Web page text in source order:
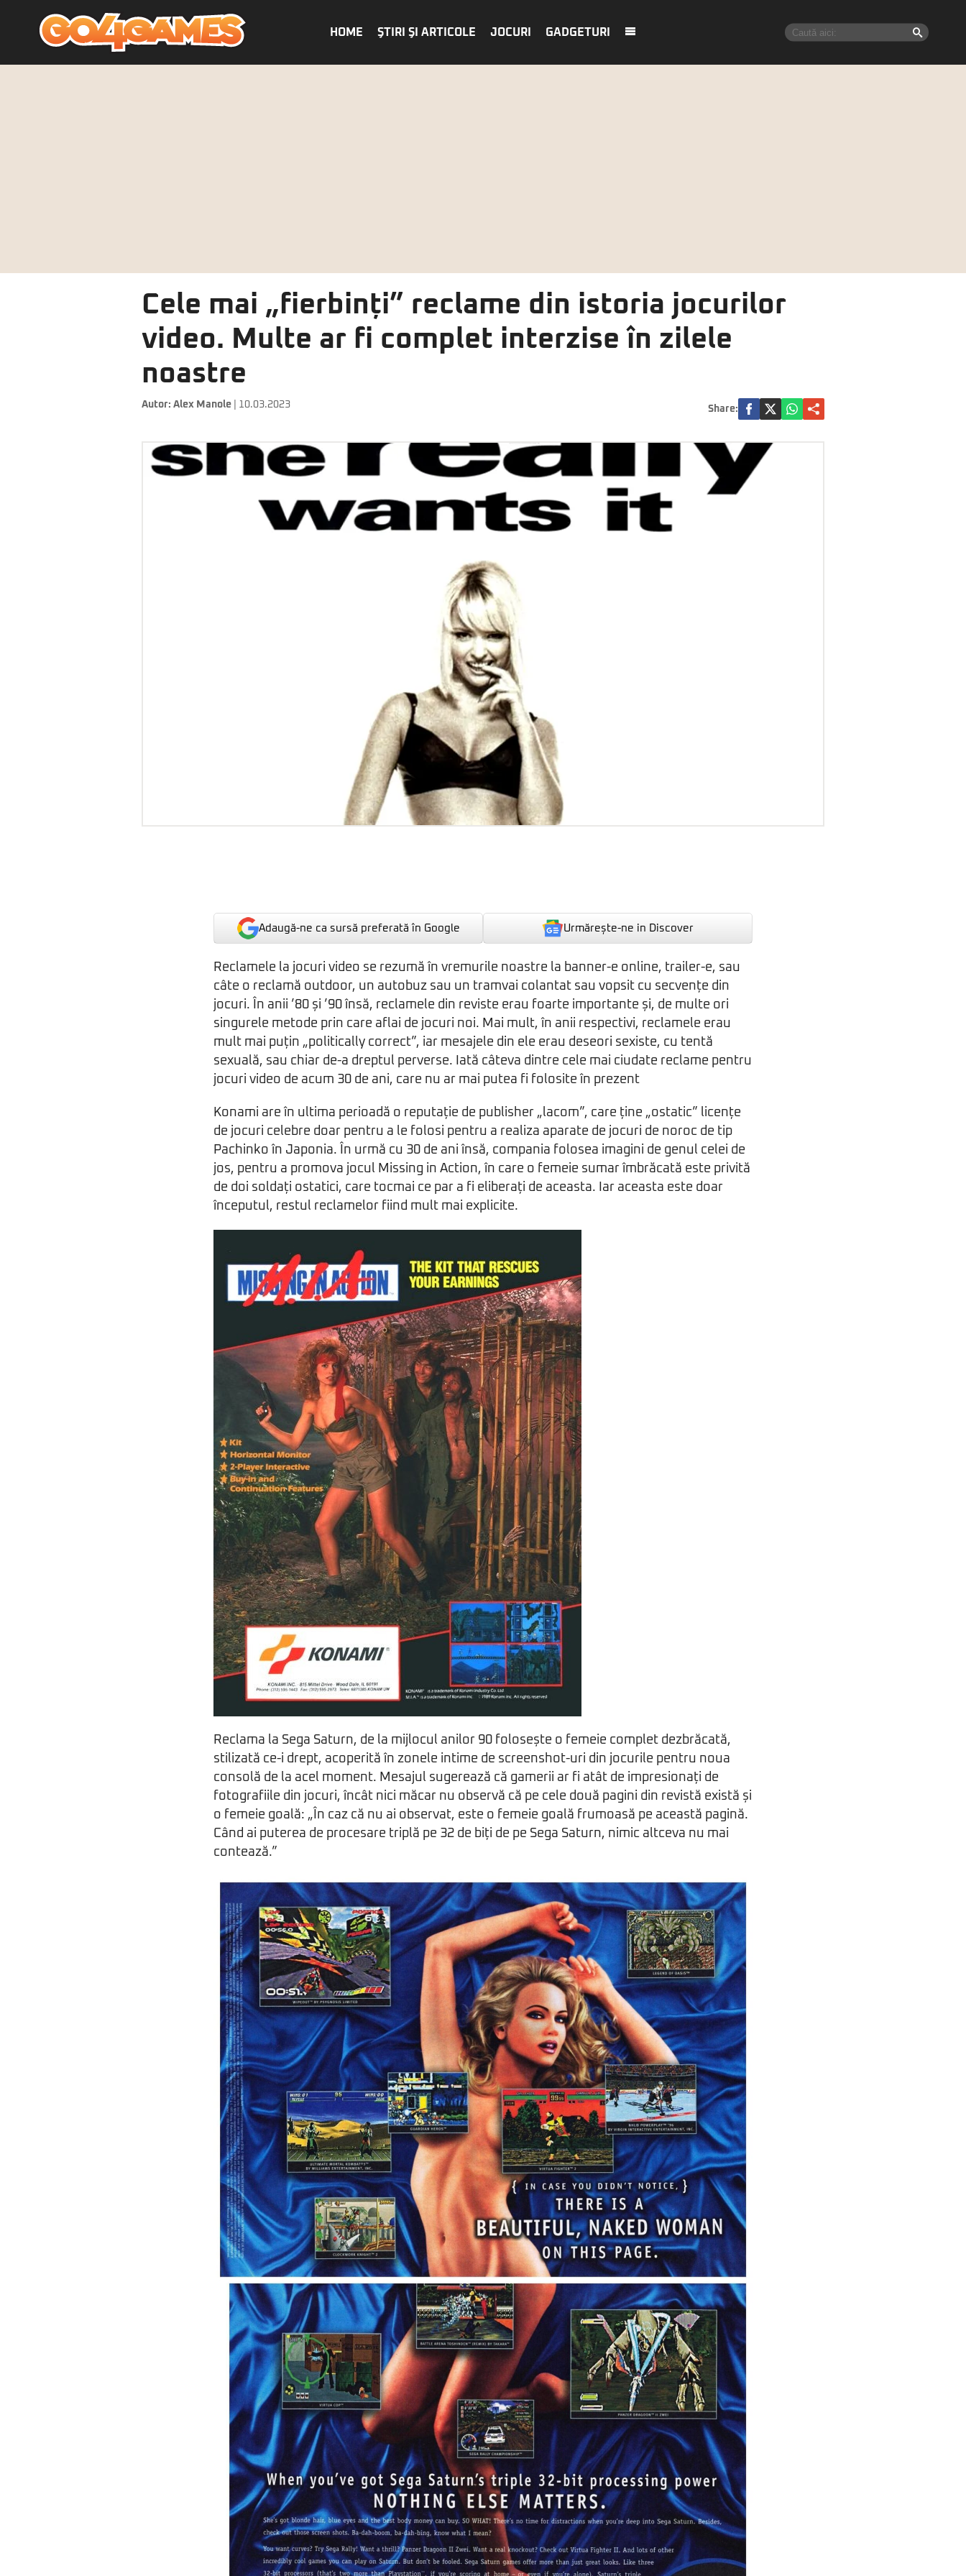
HOME ŞTIRI ŞI ARTICOLE JOCURI GADGETURI
Cele mai „fierbinți” reclame din istoria jocurilor
video. Multe ar fi complet interzise în zilele
noastre
Autor: Alex Manole | 10.03.2023 Share:
Adaugă-ne ca sursă preferată în Google Urmărește-ne in Discover
Reclamele la jocuri video se rezumă în vremurile noastre la banner-e online, trailer-e, sau
câte o reclamă outdoor, un autobuz sau un tramvai colantat sau vopsit cu secvențe din
jocuri. În anii ’80 și ’90 însă, reclamele din reviste erau foarte importante și, de multe ori
singurele metode prin care aflai de jocuri noi. Mai mult, în anii respectivi, reclamele erau
mult mai puțin „politically correct”, iar mesajele din ele erau deseori sexiste, cu tentă
sexuală, sau chiar de-a dreptul perverse. Iată câteva dintre cele mai ciudate reclame pentru
jocuri video de acum 30 de ani, care nu ar mai putea fi folosite în prezent
Konami are în ultima perioadă o reputație de publisher „lacom”, care ține „ostatic” licențe
de jocuri celebre doar pentru a le folosi pentru a realiza aparate de jocuri de noroc de tip
Pachinko în Japonia. În urmă cu 30 de ani însă, compania folosea imagini de genul celei de
jos, pentru a promova jocul Missing in Action, în care o femeie sumar îmbrăcată este privită
de doi soldați ostatici, care tocmai ce par a fi eliberați de aceasta. Iar aceasta este doar
începutul, restul reclamelor fiind mult mai explicite.
Reclama la Sega Saturn, de la mijlocul anilor 90 folosește o femeie complet dezbrăcată,
stilizată ce-i drept, acoperită în zonele intime de screenshot-uri din jocurile pentru noua
consolă de la acel moment. Mesajul sugerează că gamerii ar fi atât de impresionați de
fotografiile din jocuri, încât nici măcar nu observă că pe cele două pagini din revistă există și
o femeie goală: „În caz că nu ai observat, este o femeie goală frumoasă pe această pagină.
Când ai puterea de procesare triplă pe 32 de biți de pe Sega Saturn, nimic altceva nu mai
contează.”